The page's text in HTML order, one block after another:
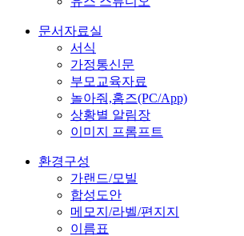
문서자료실
서식
가정통신문
부모교육자료
놀아줘,홈즈(PC/App)
상황별 알림장
이미지 프롬프트
환경구성
가랜드/모빌
합성도안
메모지/라벨/편지지
이름표